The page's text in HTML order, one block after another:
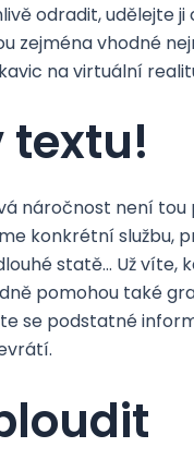
odradit, udělejte
zejména vhodné
na virtuální
textu!
náročnost není tou
konkrétní
statě… Už víte,
pomohou také
se podstatné